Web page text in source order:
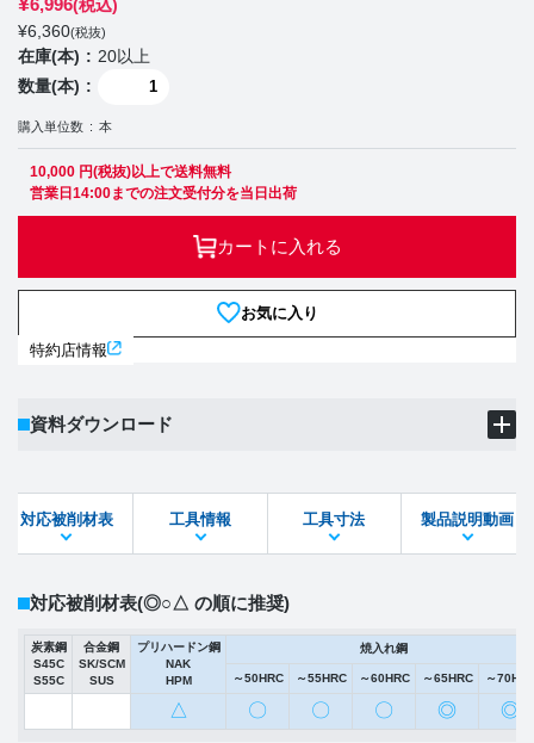
(税込)
¥6,360(税抜)
在庫(本)
20以上
数量(本)
購入単位数 本
10,000 円(税抜)以上で送料無料
営業日14:00までの注文受付分を当日出荷
カートに入れる
お気に入り
特約店情報
資料ダウンロード
STEPファイル DXFファイル
対応被削材表 工具情報 工具寸法 製品説明動画
対応被削材表(◎○△ の順に推奨)
炭素鋼
S45C
S55C
合金鋼
SK/SCM
SUS
プリハードン鋼
NAK
HPM
焼入れ鋼
～50HRC ～55HRC ～60HRC ～65HRC ～
△ 〇 〇 〇 ◎ ◎